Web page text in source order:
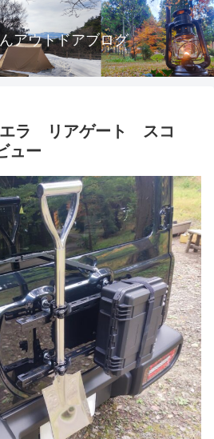
アウトドアブログ
エラ リアゲート スコ
ュー